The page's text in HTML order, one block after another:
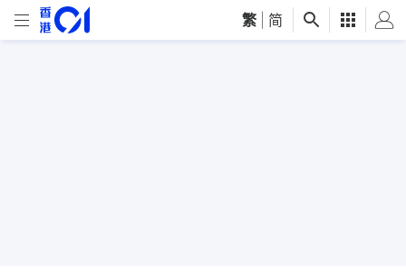
繁 简